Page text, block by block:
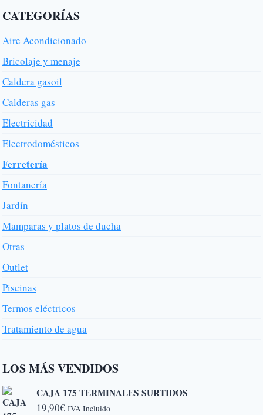
CATEGORÍAS
Aire Acondicionado
Bricolaje y menaje
Caldera gasoil
Calderas gas
Electricidad
Electrodomésticos
Ferretería
Fontanería
Jardín
Mamparas y platos de ducha
Otras
Outlet
Piscinas
Termos eléctricos
Tratamiento de agua
LOS MÁS VENDIDOS
CAJA 175 TERMINALES SURTIDOS
19,90€ IVA Incluido